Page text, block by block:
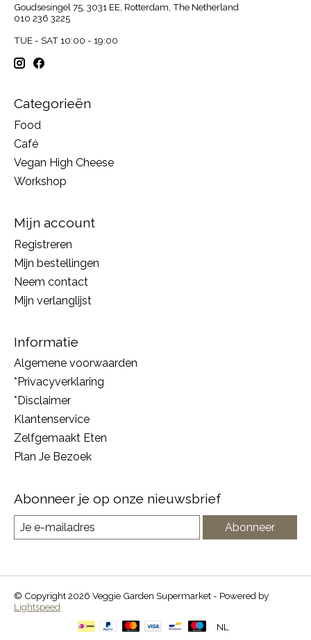
Goudsesingel 75, 3031 EE, Rotterdam, The Netherland
010 236 3225
TUE - SAT 10:00 - 19:00
Categorieën
Food
Café
Vegan High Cheese
Workshop
Mijn account
Registreren
Mijn bestellingen
Neem contact
Mijn verlanglijst
Informatie
Algemene voorwaarden
*Privacyverklaring
*Disclaimer
Klantenservice
Zelfgemaakt Eten
Plan Je Bezoek
Abonneer je op onze nieuwsbrief
Abonneer
© Copyright 2026 Veggie Garden Supermarket - Powered by
Lightspeed
NL